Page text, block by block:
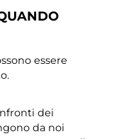
essere
dei
da noi